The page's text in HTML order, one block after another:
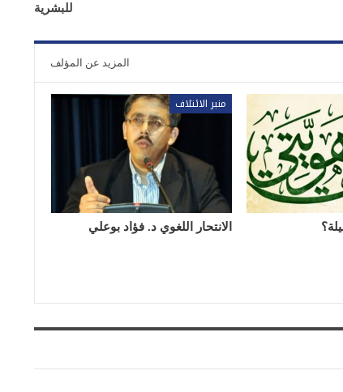
للبشرية
المزيد عن المؤلف
منبر الائتلاف
الانتحار اللغوي د. فؤاد بوعلي